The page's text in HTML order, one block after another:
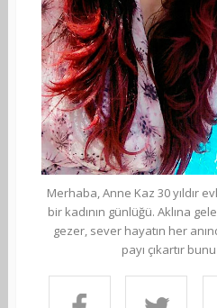
Merhaba, Anne Kaz 30 yıldır
bir kadının günlüğü. Aklına
gezer, sever hayatın her
payı çıkartır